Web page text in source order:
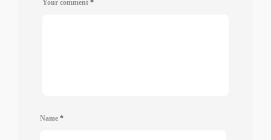
Your comment *
Name *